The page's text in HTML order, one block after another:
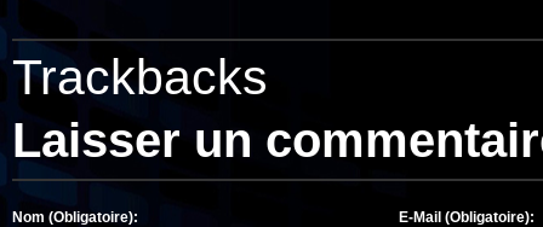
Trackbacks
Laisser un
Nom (Obligatoire): E-Mail (Obligatoire):